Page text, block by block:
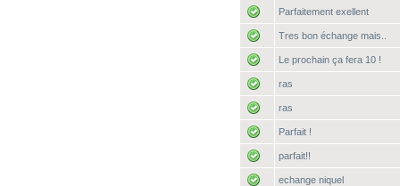
Parfaitement exellent
Tres bon échange mais..
Le prochain ça fera 10 !
ras
ras
Parfait !
parfait!!
echange niquel